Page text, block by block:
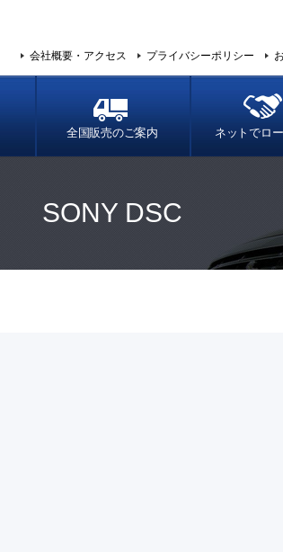
会社概要・アクセス プライバシーポリシー
全国販売のご案内 ネットでロ
SONY DSC